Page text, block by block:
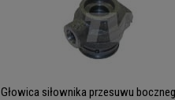
Głowica siłownika przesuwu